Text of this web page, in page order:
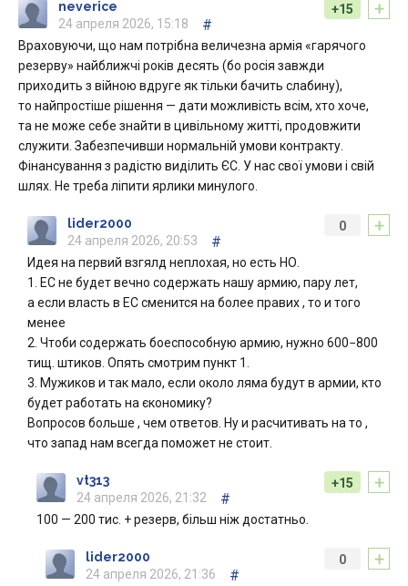
+
+15
neverice
24 апреля 2026, 15:18
#
Враховуючи, що нам потрібна величезна армія «гарячого
резерву» найближчі років десять (бо росія завжди
приходить з війною вдруге як тільки бачить слабину),
то найпростіше рішення — дати можливість всім, хто хоче,
та не може себе знайти в цивільному житті, продовжити
служити. Забезпечивши нормальній умови контракту.
Фінансування з радістю виділить ЄС. У нас свої умови і свій
шлях. Не треба ліпити ярлики минулого.
+
0
lider2000
24 апреля 2026, 20:53
#
Идея на первий взгялд неплохая, но есть НО.
1. ЕС не будет вечно содержать нашу армию, пару лет,
а если власть в ЕС сменится на более правих , то и того
менее
2. Чтоби содержать боеспособную армию, нужно 600−800
тищ. штиков. Опять смотрим пункт 1.
3. Мужиков и так мало, если около ляма будут в армии, кто
будет работать на єкономику?
Вопросов больше , чем ответов. Ну и расчитивать на то ,
что запад нам всегда поможет не стоит.
+
+15
vt313
24 апреля 2026, 21:32
#
100 — 200 тис. + резерв, більш ніж достатньо.
+
0
lider2000
24 апреля 2026, 21:36
#